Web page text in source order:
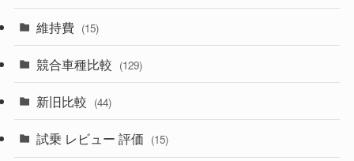
(356)
(328)
(194)
(230)
(253)
(85)
(84)
(14)
(222)
(3)
(3) (5)
(7)
維持費 (15)
競合車種比較 (129)
新旧比較 (44)
試乗 レビュー 評価 (15)